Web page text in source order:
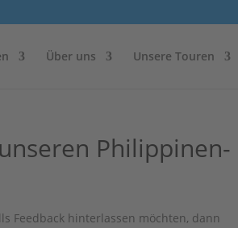
Über uns Unsere Touren
Philippinen-
Feedback hinterlassen möchten, dann